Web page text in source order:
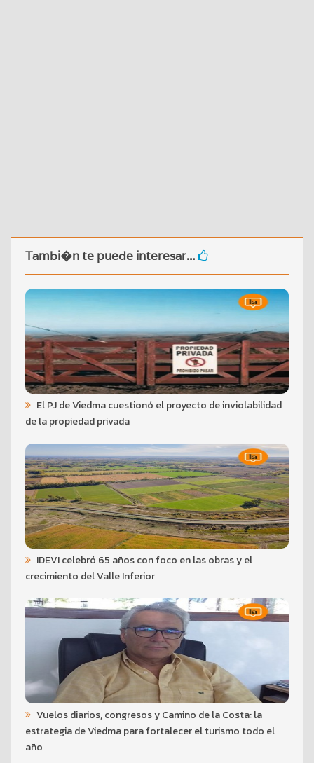
Tambi�n te puede interesar...
El PJ de Viedma cuestionó el proyecto de inviolabilidad
de la propiedad privada
IDEVI celebró 65 años con foco en las obras y el
crecimiento del Valle Inferior
Vuelos diarios, congresos y Camino de la Costa: la
estrategia de Viedma para fortalecer el turismo todo el
año